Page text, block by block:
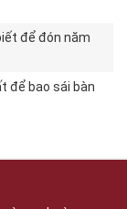
để đón năm
để bao sái bàn